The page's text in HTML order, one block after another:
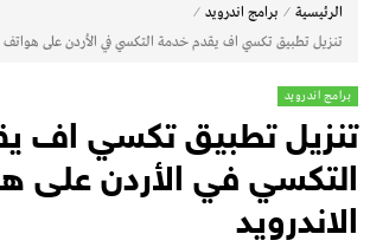
الرئيسية ⁄ برامج اندرويد ⁄
تنزيل تطبيق تكسي اف يقدم خدمة التكسي في الأردن على هواتف
برامج اندرويد
تنزيل تطبيق تكسي اف
التكسي في الأردن على
الاندرويد